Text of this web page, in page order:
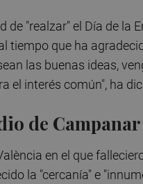
"realzar" el Día de la
tiempo que ha
las buenas ideas,
el interés común", ha
de Campanar
en el que
la "cercanía" e